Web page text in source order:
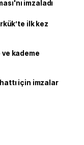
imzaladı
ilk kez
kademe
için imzalar